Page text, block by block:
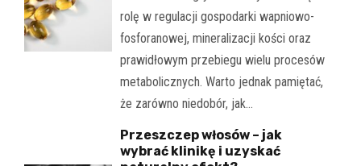
rolę w regulacji gospodarki wapniowo-
fosforanowej, mineralizacji kości oraz
prawidłowym przebiegu wielu procesów
metabolicznych. Warto jednak pamiętać,
że zarówno niedobór, jak…
Przeszczep włosów – jak
wybrać klinikę i uzyskać